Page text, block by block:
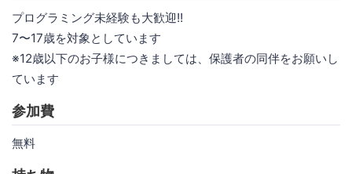
プログラミング未経験も大歓迎!!
7〜17歳を対象としています
※12歳以下のお子様につきましては、保護者の同伴をお願いし
ています
参加費
無料